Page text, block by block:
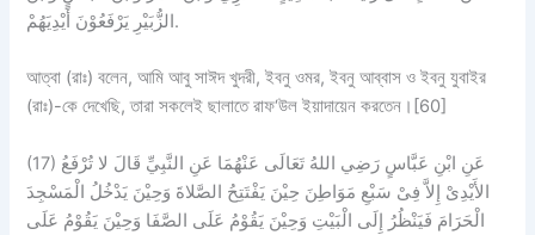
الزُّبَيْرِ يَرْفَعُوْنَ أَيْدِيَهُمْ.
আত্বা (রাঃ) বলেন, আমি আবু সাঈদ খুদরী, ইবনু ওমর, ইবনু আব্বাস ও ইবনু যুবাইর
(রাঃ)-কে দেখেছি, তারা সকলেই ছালাতে রাফ‘উল ইয়াদায়েন করতেন।[60]
(17) عَنِ ابْنِ عَبَّاسٍ رَضِي اللهُ تَعَالَى عَنْهُمَا عَنِ النَّبِيِّ قَالَ لا تُرْفَعُ
الأَيْدِىْ إِلاَّ فِىْ سَبْعِ مَوَاطِنَ حِيْنَ يَفْتَتِحُ الصَّلاةَ وَحِيْنَ يَدْخُلُ الْمَسْجِدَ
الْحَرَامَ فَيَنْظُرُ إِلَى الْبَيْتِ وَحِيْنَ يَقُوْمُ عَلَى الصَّفَا وَحِيْنَ يَقُوْمُ عَلَى